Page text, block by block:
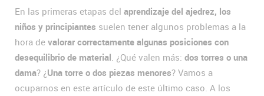
En las primeras etapas del aprendizaje del ajedrez, los
niños y principiantes suelen tener algunos problemas a la
hora de valorar correctamente algunas posiciones con
desequilibrio de material . ¿Qué valen más: dos torres o una
dama? ¿Una torre o dos piezas menores? Vamos a
ocuparnos en este artículo de este último caso. A los